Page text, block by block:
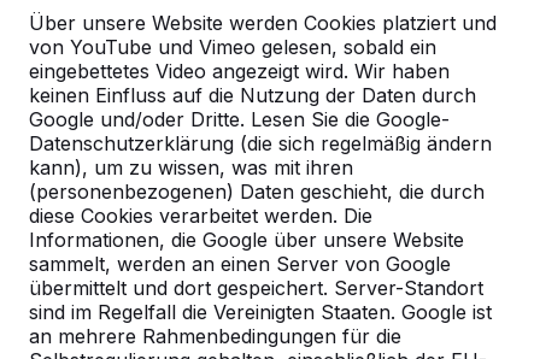
Über unsere Website werden Cookies platziert und
von YouTube und Vimeo gelesen, sobald ein
eingebettetes Video angezeigt wird. Wir haben
keinen Einfluss auf die Nutzung der Daten durch
Google und/oder Dritte. Lesen Sie die Google-
Datenschutzerklärung (die sich regelmäßig ändern
kann), um zu wissen, was mit ihren
(personenbezogenen) Daten geschieht, die durch
diese Cookies verarbeitet werden. Die
Informationen, die Google über unsere Website
sammelt, werden an einen Server von Google
übermittelt und dort gespeichert. Server-Standort
sind im Regelfall die Vereinigten Staaten. Google ist
an mehrere Rahmenbedingungen für die
Zie ook
Hennef Sankt Augustin